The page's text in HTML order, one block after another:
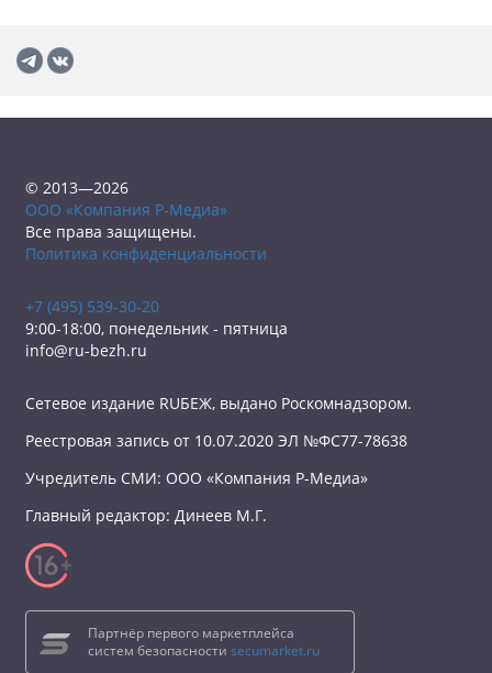
© 2013—2026
ООО «Компания Р-Медиа»
Все права защищены.
Политика конфиденциальности
+7 (495) 539-30-20
9:00-18:00, понедельник - пятница
info@ru-bezh.ru
Сетевое издание RUБЕЖ, выдано Роскомнадзором.
Реестровая запись от 10.07.2020 ЭЛ №ФС77-78638
Учредитель СМИ: ООО «Компания Р-Медиа»
Главный редактор: Динеев М.Г.
Партнёр первого маркетплейса
систем безопасности secumarket.ru